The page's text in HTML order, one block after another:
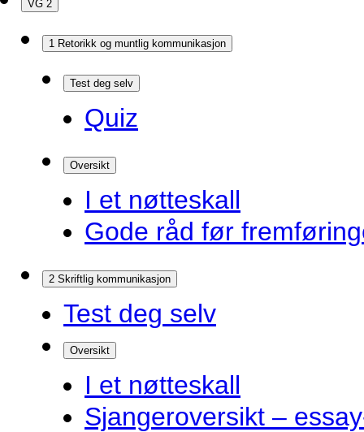
VG 2
1 Retorikk og muntlig kommunikasjon
Test deg selv
Quiz
Oversikt
I et nøtteskall
Gode råd før
2 Skriftlig kommunikasjon
Test deg selv
Oversikt
I et nøtteskall
Sjangeroversikt –